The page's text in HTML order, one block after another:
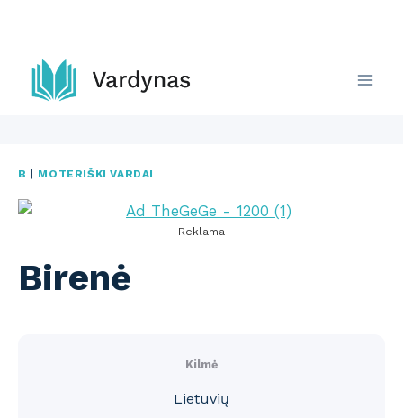
content
B | MOTERIŠKI VARDAI
Reklama
Birenė
Kilmė
Lietuvių